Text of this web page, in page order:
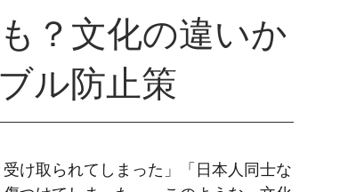
外国人雇用（文化等への配慮編）
編）
？文化の違いか
ル防止策
け取られてしまった」「日本人同士な